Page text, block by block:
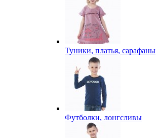
Туники, платья, сарафаны
Футболки, лонгсливы